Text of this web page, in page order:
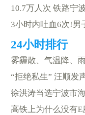
10.7万人次 铁路宁
3小时内吐血6次!男
雾霾散、气温降、
“拒绝私生” 汪顺发
徐洪涛当选宁波市
高铁上为什么没有E